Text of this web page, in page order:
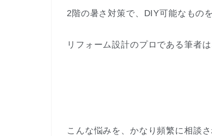
2階の暑さ対策で、DIY可能なもの
リフォーム設計のプロである筆者
こんな悩みを、かなり頻繁に相談さ